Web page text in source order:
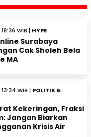
WIB | HYPE
Surabaya
Cak Sholeh Bela
MA
WIB | POLITIK &
Kekeringan, Fraksi
Jangan Biarkan
Krisis Air